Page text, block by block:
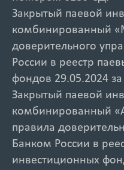
Закрытый паевой
комбинированный
доверительного
России в реестр
фондов 29.05.2024
Закрытый паевой
комбинированный
правила
Банком России в
инвестиционных